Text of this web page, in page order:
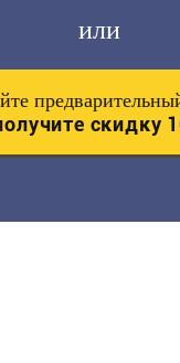
или
скидку